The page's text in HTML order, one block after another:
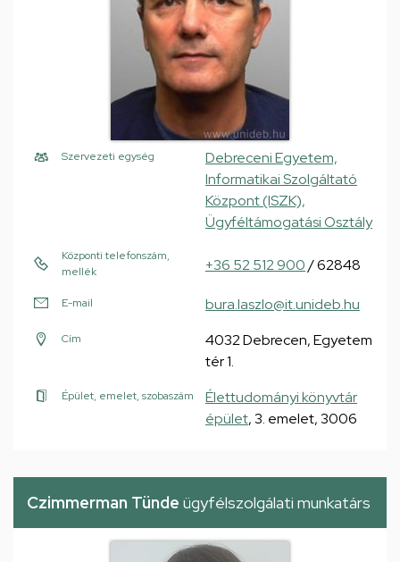
Szervezeti egység
Debreceni Egyetem,
Informatikai Szolgáltató
Központ (ISZK),
Ügyféltámogatási Osztály
Központi telefonszám,
mellék
+36 52 512 900/ 62848
E-mail bura.laszlo@it.unideb.hu
Cím
4032 Debrecen, Egyetem
tér 1.
Épület, emelet, szobaszám
Élettudományi könyvtár
épület, 3. emelet, 3006
Czimmerman Tünde ügyfélszolgálati munkatárs